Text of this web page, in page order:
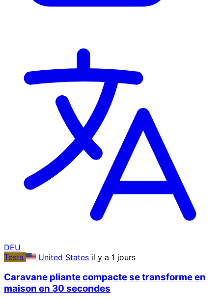
DEU
Tests
United States il y a 1 jours
Caravane pliante compacte se transforme en
maison en 30 secondes